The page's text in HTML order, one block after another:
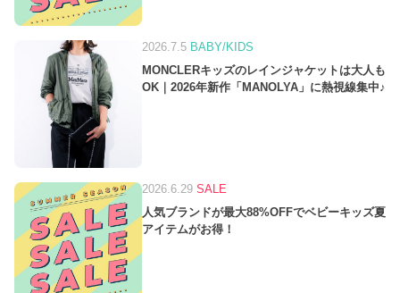
2026.7.5 BABY/KIDS
MONCLERキッズのレインジャケットは大人も
OK｜2026年新作「MANOLYA」に熱視線集中♪
2026.6.29 SALE
人気ブランドが最大88%OFFでベビーキッズ夏
アイテムがお得！